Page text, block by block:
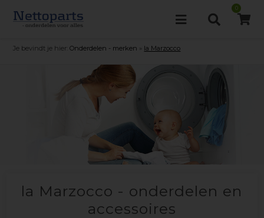
0
Je bevindt je hier: Onderdelen - merken la Marzocco
la Marzocco - onderdelen en
accessoires